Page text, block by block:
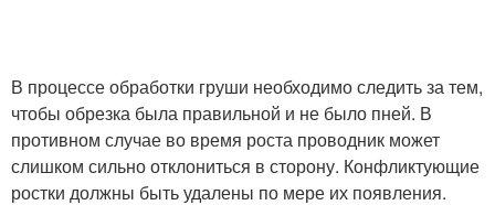
В процессе обработки груши необходимо следить за тем,
чтобы обрезка была правильной и не было пней. В
противном случае во время роста проводник может
слишком сильно отклониться в сторону. Конфликтующие
ростки должны быть удалены по мере их появления.